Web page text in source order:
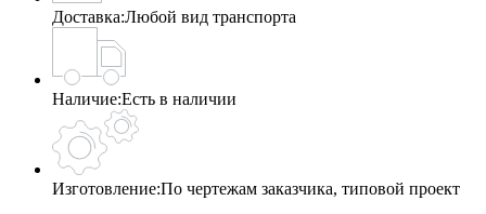
Доставка:Любой вид транспорта
Наличие:Есть в наличии
Изготовление:По чертежам заказчика, типовой проект